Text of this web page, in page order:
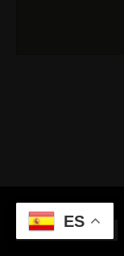
MI PUNTUACIÓN
ES